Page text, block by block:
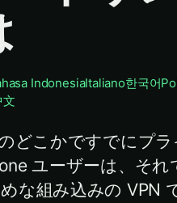
IndonesiaItaliano한국어
文
どこかですでにプラ
ユーザーは、それ
な組み込みの VPN